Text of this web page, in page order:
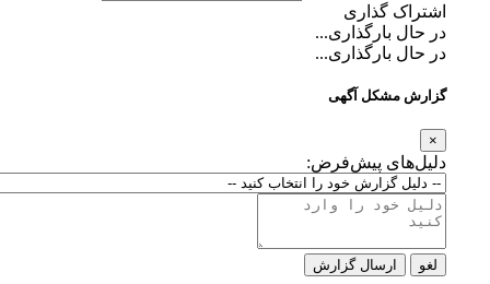
اشتراک گذاری
در حال بارگذاری...
در حال بارگذاری...
گزارش مشکل آگهی
دلیل‌های پیش‌فرض:
ارسال گزارش